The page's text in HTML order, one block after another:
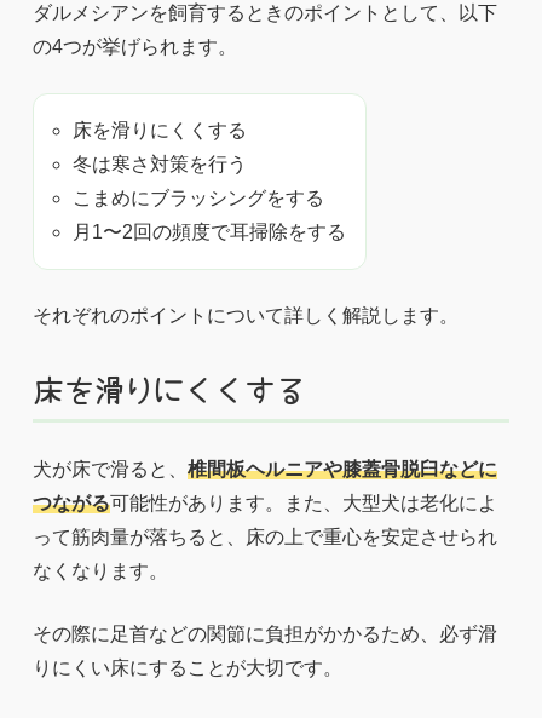
ダルメシアンを飼育するときのポイントとして、以下
の4つが挙げられます。
床を滑りにくくする
冬は寒さ対策を行う
こまめにブラッシングをする
月1〜2回の頻度で耳掃除をする
それぞれのポイントについて詳しく解説します。
床を滑りにくくする
犬が床で滑ると、 椎間板ヘルニアや膝蓋骨脱臼などに
つながる可能性があります。また、大型犬は老化によ
って筋肉量が落ちると、床の上で重心を安定させられ
なくなります。
その際に足首などの関節に負担がかかるため、必ず滑
りにくい床にすることが大切です。